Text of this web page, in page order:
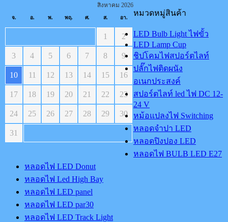
สิงหาคม 2026
จ. อ. พ. พฤ. ศ. ส. อา.
1 2
3 4 5 6 7 8 9
10 11 12 13 14 15 16
17 18 19 20 21 22 23
24 25 26 27 28 29 30
31
หมวดหมู่สินค้า
LED Bulb Light ไฟขั้ว
LED Lamp Cup
ชิปโคมไฟสปอร์ตไลท์
ปลั๊กไฟติดผนัง
อเนกประสงค์
สปอร์ตไลท์ led ไฟ DC 12-
24 V
หม้อแปลงไฟ Switching
หลอดจำปา LED
หลอดปิงปอง LED
หลอดไฟ BULB LED E27
หลอดไฟ LED Donut
หลอดไฟ Led High Bay
หลอดไฟ LED panel
หลอดไฟ LED par30
หลอดไฟ LED Track Light